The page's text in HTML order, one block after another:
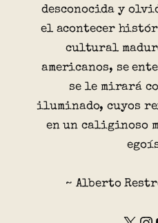
desconocida y
el acontecer
cultural
americanos, se
se le mirará
iluminado, cuyos
en un caliginoso
~ Alberto